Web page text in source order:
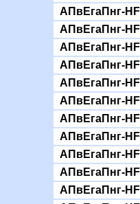
АПвЕгаПнг-
АПвЕгаПнг-
АПвЕгаПнг-
АПвЕгаПнг-
АПвЕгаПнг-
АПвЕгаПнг-
АПвЕгаПнг-
АПвЕгаПнг-
АПвЕгаПнг-
АПвЕгаПнг-
АПвЕгаПнг-